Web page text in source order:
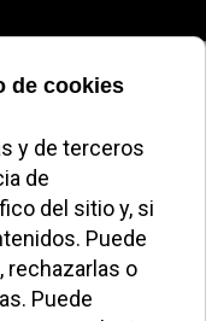
la
del